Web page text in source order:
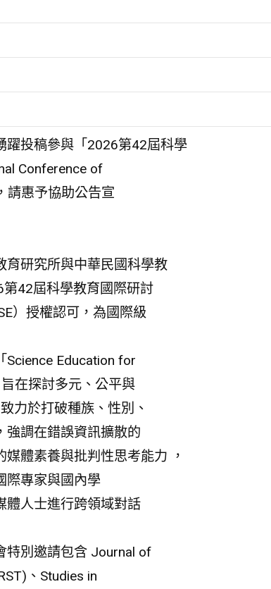
躍投稿參與「2026第42屆科學
Conference of
請惠予協助公告宣
育研究所與中華民國科學教
42屆科學教育國際研討
）授權認可，為國際級
Science Education for
在探討多元、公平與
力於打破種族、性別、
強調在錯誤資訊擴散的
體素養與批判性思考能力 ，
際專家與國內學
體人士進行跨領域對話
特別邀請包含 Journal of
、Studies in